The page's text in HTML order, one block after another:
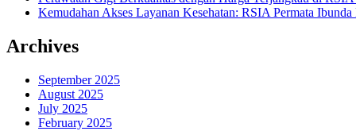
Kemudahan Akses Layanan Kesehatan: RSIA Permata
Archives
September 2025
August 2025
July 2025
February 2025